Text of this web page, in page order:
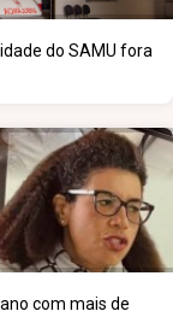
do SAMU fora
com mais de